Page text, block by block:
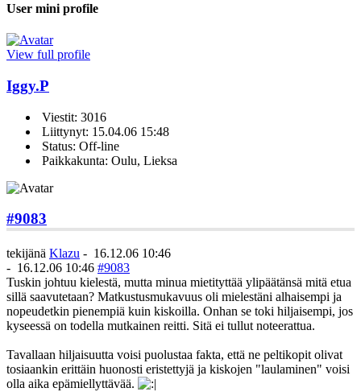
User mini profile
View full profile
Iggy.P
Viestit: 3016
Liittynyt: 15.04.06 15:48
Status: Off-line
Paikkakunta: Oulu, Lieksa
#9083
tekijänä Klazu - 16.12.06 10:46
- 16.12.06 10:46 #9083
Tuskin johtuu kielestä, mutta minua mietityttää ylipäätänsä mitä etua
sillä saavutetaan? Matkustusmukavuus oli mielestäni alhaisempi ja
nopeudetkin pienempiä kuin kiskoilla. Onhan se toki hiljaisempi, jos
kyseessä on todella mutkainen reitti. Sitä ei tullut noteerattua.
Tavallaan hiljaisuutta voisi puolustaa fakta, että ne peltikopit olivat
tosiaankin erittäin huonosti eristettyjä ja kiskojen "laulaminen" voisi
olla aika epämiellyttävää.